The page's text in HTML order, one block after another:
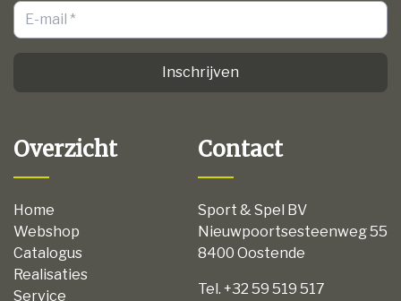
Inschrijven
Overzicht
Home
Webshop
Catalogus
Realisaties
Service
Contact
Sport & Spel BV
Nieuwpoortsesteenweg 55
8400 Oostende
Tel. +32 59 519 517